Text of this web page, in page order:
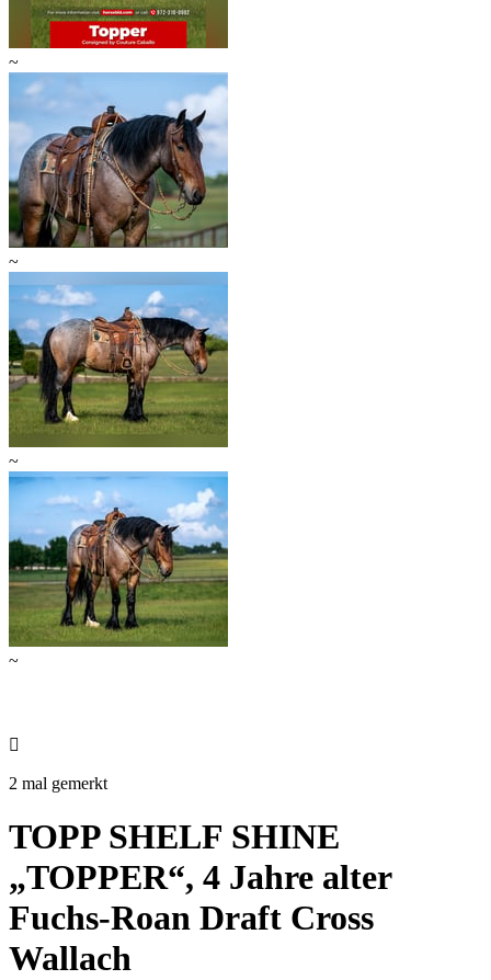
~
~
~
~

2 mal gemerkt
TOPP SHELF SHINE
„TOPPER“, 4 Jahre alter
Fuchs-Roan Draft Cross
Wallach